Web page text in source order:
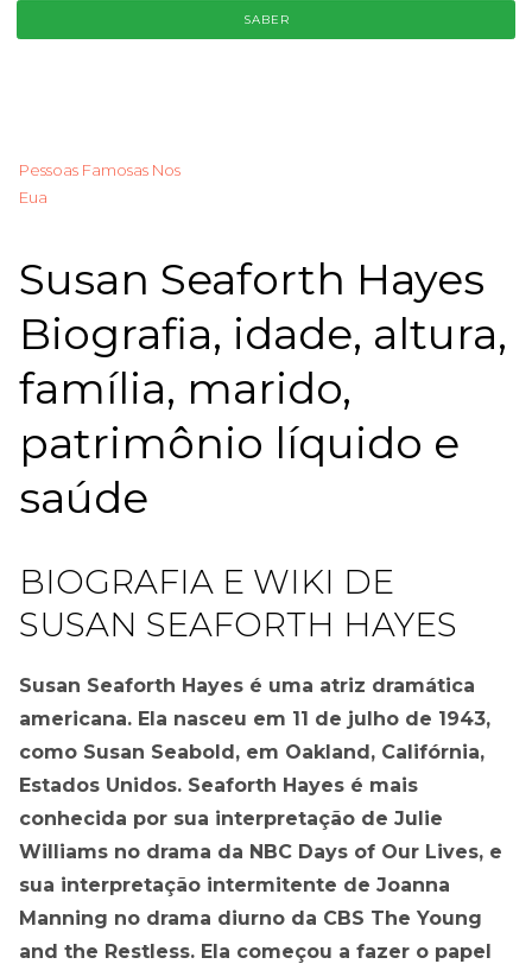
SABER
Pessoas Famosas Nos
Eua
Susan Seaforth Hayes
Biografia, idade, altura,
família, marido,
patrimônio líquido e
saúde
BIOGRAFIA E WIKI DE
SUSAN SEAFORTH HAYES
Susan Seaforth Hayes é uma atriz dramática
americana. Ela nasceu em 11 de julho de 1943,
como Susan Seabold, em Oakland, Califórnia,
Estados Unidos. Seaforth Hayes é mais
conhecida por sua interpretação de Julie
Williams no drama da NBC Days of Our Lives, e
sua interpretação intermitente de Joanna
Manning no drama diurno da CBS The Young
and the Restless. Ela começou a fazer o papel